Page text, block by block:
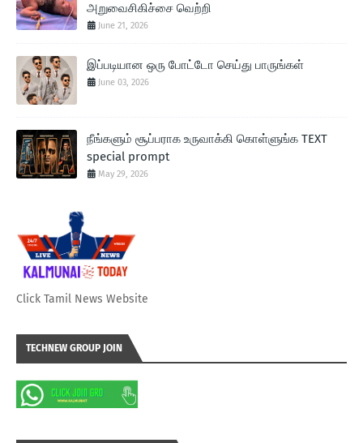
அறுவைசிகிச்சை வெற்றி
June 21, 2026
இப்படியான ஒரு போட்டோ செய்து பாருங்கள்
June 03, 2026
நீங்களும் சூப்பராக உருவாக்கி கொள்ளுங்க TEXT
special prompt
May 29, 2026
Click Tamil News Website
TECHNEW GROUP JOIN